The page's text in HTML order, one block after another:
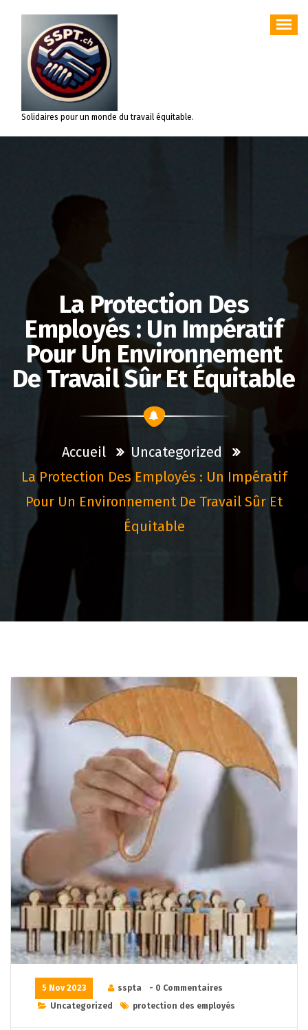
contenu
Solidaires pour un monde du travail équitable.
La Protection Des
Employés : Un Impératif
Pour Un Environnement
De Travail Sûr Et Équitable
Accueil
Uncategorized
La Protection Des Employés : Un Impératif
Pour Un Environnement De Travail Sûr Et
Équitable
5 Nov 2023 sspta
- 0 Commentaires
Uncategorized
protection des employés